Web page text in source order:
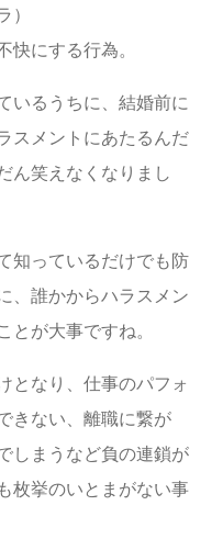
）
快にする行為。
いるうちに、結婚前に
スメントにあたるんだ
ん笑えなくなりまし
知っているだけでも防
、誰かからハラスメン
とが大事ですね。
となり、仕事のパフォ
きない、離職に繋が
しまうなど負の連鎖が
枚挙のいとまがない事